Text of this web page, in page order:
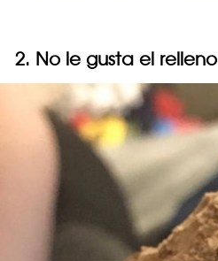
2. No le gusta el relleno